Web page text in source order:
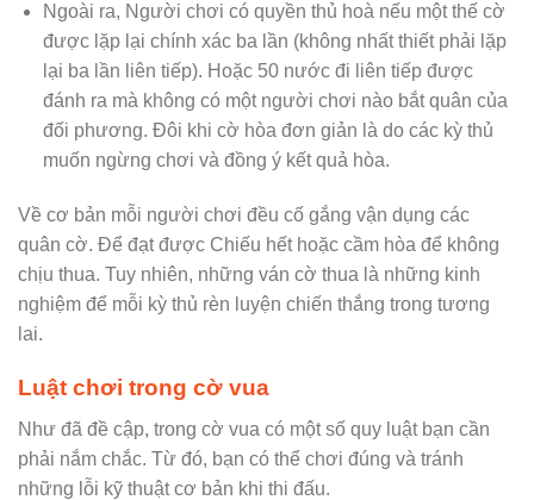
Ngoài ra, Người chơi có quyền thủ hoà nếu một thế cờ
được lặp lại chính xác ba lần (không nhất thiết phải lặp
lại ba lần liên tiếp). Hoặc 50 nước đi liên tiếp được
đánh ra mà không có một người chơi nào bắt quân của
đối phương. Đôi khi cờ hòa đơn giản là do các kỳ thủ
muốn ngừng chơi và đồng ý kết quả hòa.
Về cơ bản mỗi người chơi đều cố gắng vận dụng các
quân cờ. Để đạt được Chiếu hết hoặc cầm hòa để không
chịu thua. Tuy nhiên, những ván cờ thua là những kinh
nghiệm để mỗi kỳ thủ rèn luyện chiến thắng trong tương
lai.
Luật chơi trong cờ vua
Như đã đề cập, trong cờ vua có một số quy luật bạn cần
phải nắm chắc. Từ đó, bạn có thể chơi đúng và tránh
những lỗi kỹ thuật cơ bản khi thi đấu.